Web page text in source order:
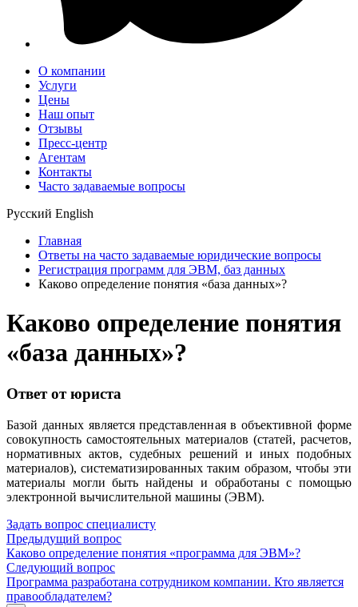
О компании
Услуги
Цены
Наш опыт
Отзывы
Пресс-центр
Агентам
Контакты
Часто задаваемые вопросы
Русский English
Главная
Ответы на часто задаваемые юридические вопросы
Регистрация программ для ЭВМ, баз данных
Каково определение понятия «база данных»?
Каково определение понятия
«база данных»?
Ответ от юриста
Базой данных является представленная в объективной форме
совокупность самостоятельных материалов (статей, расчетов,
нормативных актов, судебных решений и иных подобных
материалов), систематизированных таким образом, чтобы эти
материалы могли быть найдены и обработаны с помощью
электронной вычислительной машины (ЭВМ).
Задать вопрос специалисту
Предыдущий вопрос
Каково определение понятия «программа для ЭВМ»?
Следующий вопрос
Программа разработана сотрудником компании. Кто является
правообладателем?